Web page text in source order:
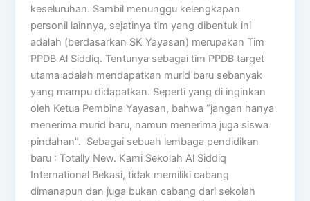
keseluruhan. Sambil menunggu kelengkapan
personil lainnya, sejatinya tim yang dibentuk ini
adalah (berdasarkan SK Yayasan) merupakan Tim
PPDB Al Siddiq. Tentunya sebagai tim PPDB target
utama adalah mendapatkan murid baru sebanyak
yang mampu didapatkan. Seperti yang di inginkan
oleh Ketua Pembina Yayasan, bahwa “jangan hanya
menerima murid baru, namun menerima juga siswa
pindahan”. Sebagai sebuah lembaga pendidikan
baru : Totally New. Kami Sekolah Al Siddiq
International Bekasi, tidak memiliki cabang
dimanapun dan juga bukan cabang dari sekolah